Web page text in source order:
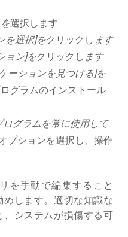
選択します
を選択]をクリックし ます
ョン]をクリックし ます
ーションを見つける]を
グラムのインストール
ログラムを常に使用して
プションを選択し、操作
を手動で編集すること
します。適切な知識な
、システムが損傷する可